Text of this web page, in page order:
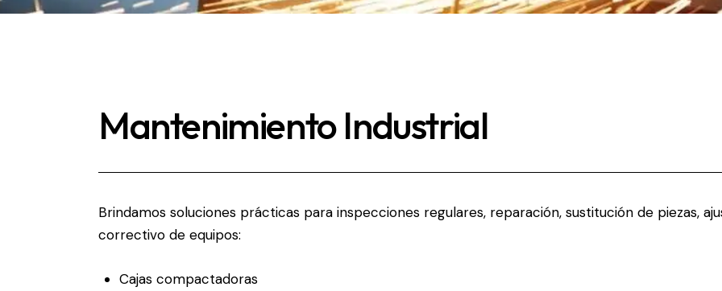
Mantenimiento Industrial
Brindamos soluciones prácticas para inspecciones regulares, reparación, sustitución de piezas,
correctivo de equipos:
Cajas compactadoras